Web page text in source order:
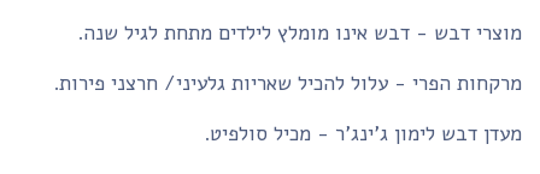
דבש - דבש אינו מומלץ לילדים מתחת לגיל שנה.
הפרי - עלול להכיל שאריות גלעיני/ חרצני פירות.
דבש לימון ג'ינג'ר - מכיל סולפיט.